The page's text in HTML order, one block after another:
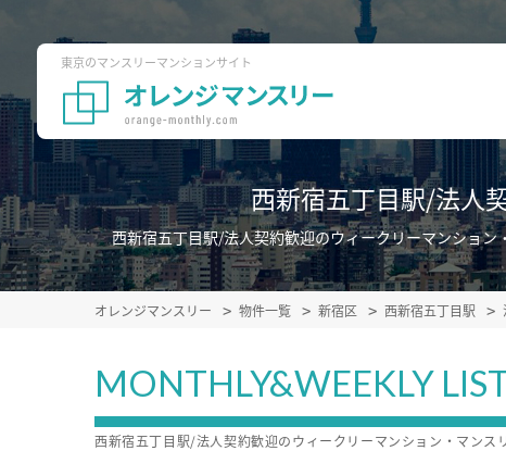
東京のマンスリーマンションサイト
西新宿五丁目駅/法人
西新宿五丁目駅/法人契約歓迎のウィークリーマンショ
オレンジマンスリー 物件一覧 新宿区 西新宿五丁目駅
MONTHLY&WEEKLY
西新宿五丁目駅/法人契約歓迎のウィークリーマンション・マン